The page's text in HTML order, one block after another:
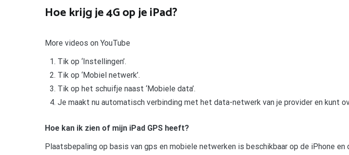
Hoe krijg je 4G op je iPad?
More videos on YouTube
Tik op ‘Instellingen’.
Tik op ‘Mobiel netwerk’.
Tik op het schuifje naast ‘Mobiele data’.
Je maakt nu automatisch verbinding met het data-netwerk van je provider en kunt
Hoe kan ik zien of mijn iPad GPS heeft?
Plaatsbepaling op basis van gps en mobiele netwerken is beschikbaar op de iPhone en